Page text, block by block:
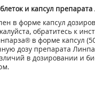
и капсул
в форме капсул
обратитесь к
® в форме капсул
дозу препарата
в дозировании и